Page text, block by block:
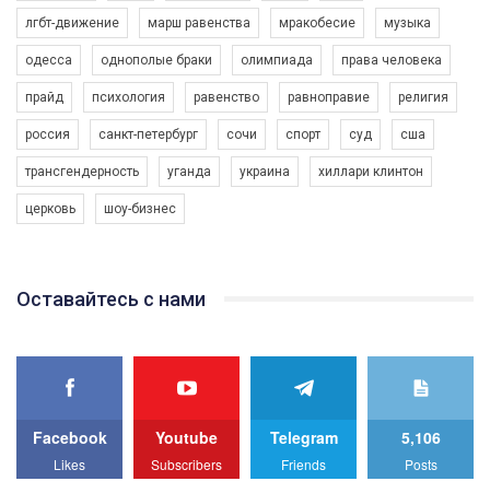
Зупинимо насильство проти ЛГБТ в Україні! Stop violence against LGBT in Ukraine!
6/30/2017
Емоційний та вражаючий промо-ролік на конкурс PACT, який
представляє програму "Гей-альянс Україна" з протидії
насильству проти ЛГБТ в Україні.
Ми просимо вашої підтримки, щоб реалізувати нашу
програму з боротьби з насильством проти ЛГБТ в Україні.
Якщо ти хочеш підтримати нас - просто натисни "лайк" під
best video, representing programme for the development of
We appeal to your support and ask to help us implement our plan
All you have to do is to press "Like" below the video.
Эмоционально сильный ролик от команды "Гей-альянс
1.9K Просмотров • 226 Нравится • 5 Комментариев
лгбт-движение марш равенства мракобесие музыка
одесса однополые браки олимпиада права человека
прайд психология равенство равноправие религия
россия санкт-петербург сочи спорт суд сша
трансгендерность уганда украина хиллари клинтон
церковь шоу-бизнес
Оставайтесь с нами
Facebook
Likes
Youtube
Subscribers
Telegram
Friends
5,106
Posts